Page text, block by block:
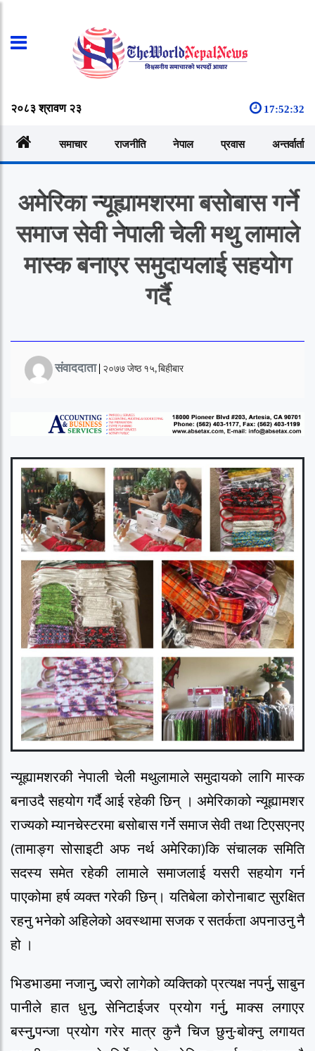
२०८३ श्रावण २३ 17:52:32
समाचार राजनीति नेपाल प्रवास अन्तर्वार्ता
अमेरिका न्यूह्यामशरमा बसोबास गर्ने
समाज सेवी नेपाली चेली मथु लामाले
मास्क बनाएर समुदायलाई सहयोग
गर्दै
संवाददाता| २०७७ जेष्ठ १५, बिहीबार
न्यूह्यामशरकी नेपाली चेली मथुलामाले समुदायको लागि मास्क
बनाउदै सहयोग गर्दै आई रहेकी छिन् । अमेरिकाको न्यूह्यामशर
राज्यको म्यानचेस्टरमा बसोबास गर्ने समाज सेवी तथा टिएसएनए
(तामाङ्ग सोसाइटी अफ नर्थ अमेरिका)कि संचालक समिति
सदस्य समेत रहेकी लामाले समाजलाई यसरी सहयोग गर्न
पाएकोमा हर्ष व्यक्त गरेकी छिन्। यतिबेला कोरोनाबाट सुरक्षित
रहनु भनेको अहिलेको अवस्थामा सजक र सतर्कता अपनाउनु नै
हो ।
भिडभाडमा नजानु, ज्वरो लागेको व्यक्तिको प्रत्यक्ष नपर्नु, साबुन
पानीले हात धुनु, सेनिटाईजर प्रयोग गर्नु, माक्स लगाएर
बस्नु,पन्जा प्रयोग गरेर मात्र कुनै चिज छुनु-बोक्नु लगायत